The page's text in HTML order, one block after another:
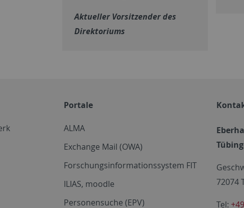
Aktueller Vorsitzender des
Direktoriums
Portale
ALMA
Exchange Mail (OWA)
Forschungsinformationssystem FIT
ILIAS, moodle
Personensuche (EPV)
72074
Tel: